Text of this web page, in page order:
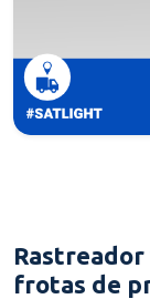
frotas de